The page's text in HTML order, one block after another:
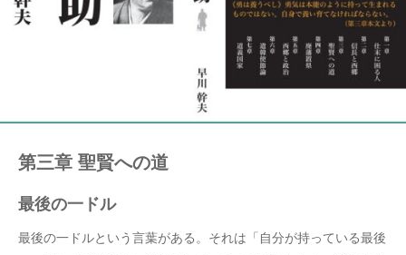
第三章 聖賢への道
最後の一ドル
最後の一ドルという言葉がある。それは「自分が持っている最後